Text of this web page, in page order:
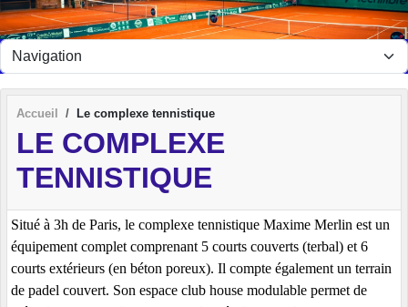
Accueil Le complexe tennistique
LE COMPLEXE
TENNISTIQUE
Situé à 3h de Paris, le complexe tennistique Maxime Merlin est un
équipement complet comprenant 5 courts couverts (terbal) et 6
courts extérieurs (en béton poreux). Il compte également un terrain
de padel couvert. Son espace club house modulable permet de